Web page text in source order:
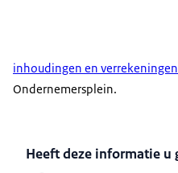
inhoudingen en
Ondernemersplein.
Heeft deze informatie u